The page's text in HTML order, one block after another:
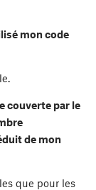
mon code
couverte par le
de mon
que pour les